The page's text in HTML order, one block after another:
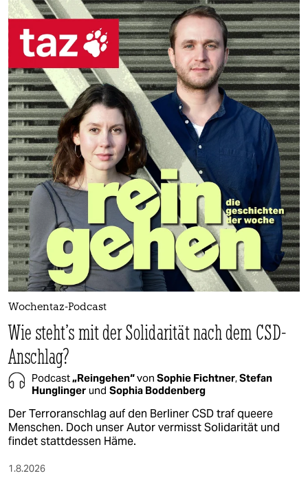
Wochentaz-Podcast
Wie steht's mit der Solidarität nach dem CSD-
Anschlag?
Podcast„Reingehen“von Sophie Fichtner,Stefan
Hunglinger und Sophia Boddenberg
Der Terroranschlag auf den Berliner CSD traf queere
Menschen. Doch unser Autor vermisst Solidarität und
findet stattdessen Häme.
1.8.2026